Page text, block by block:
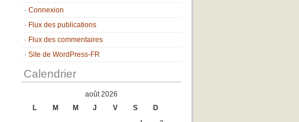
Connexion
Flux des publications
Flux des commentaires
Site de WordPress-FR
Calendrier
août 2026
L
M M J V S
D